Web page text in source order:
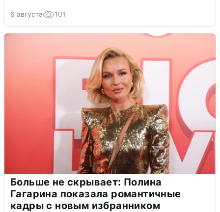
6 августа 101
Больше не скрывает: Полина
Гагарина показала романтичные
кадры с новым избранником